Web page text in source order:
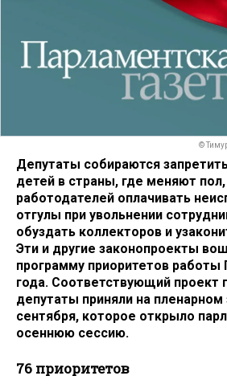
©
Депутаты собираются
детей в страны, где меняют
работодателей оплачивать
отгулы при увольнении
обуздать коллекторов и
Эти и другие законопроекты
программу приоритетов
года. Соответствующий проект
депутаты приняли на пленарном
сентября, которое открыло
осеннюю сессию.
76 приоритетов